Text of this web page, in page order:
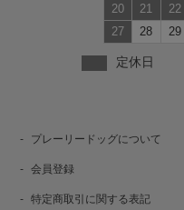
20
21 22
27
28 29
定休日
プレーリードッグについて
会員登録
特定商取引に関する表記